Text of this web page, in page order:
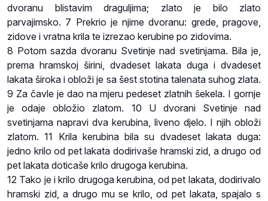
dvoranu blistavim draguljima; zlato je bilo zlato
parvajimsko. 7 Prekrio je njime dvoranu: grede, pragove,
zidove i vratna krila te izrezao kerubine po zidovima.
8 Potom sazda dvoranu Svetinje nad svetinjama. Bila je,
prema hramskoj širini, dvadeset lakata duga i dvadeset
lakata široka i obloži je sa šest stotina talenata suhog zlata.
9 Za čavle je dao na mjeru pedeset zlatnih šekela. I gornje
je odaje obložio zlatom. 10 U dvorani Svetinje nad
svetinjama napravi dva kerubina, liveno djelo. I njih obloži
zlatom. 11 Krila kerubina bila su dvadeset lakata duga:
jedno krilo od pet lakata dodirivaše hramski zid, a drugo od
pet lakata doticaše krilo drugoga kerubina.
12 Tako je i krilo drugoga kerubina, od pet lakata, dodirivalo
hramski zid, a drugo mu se krilo, od pet lakata, spajalo s